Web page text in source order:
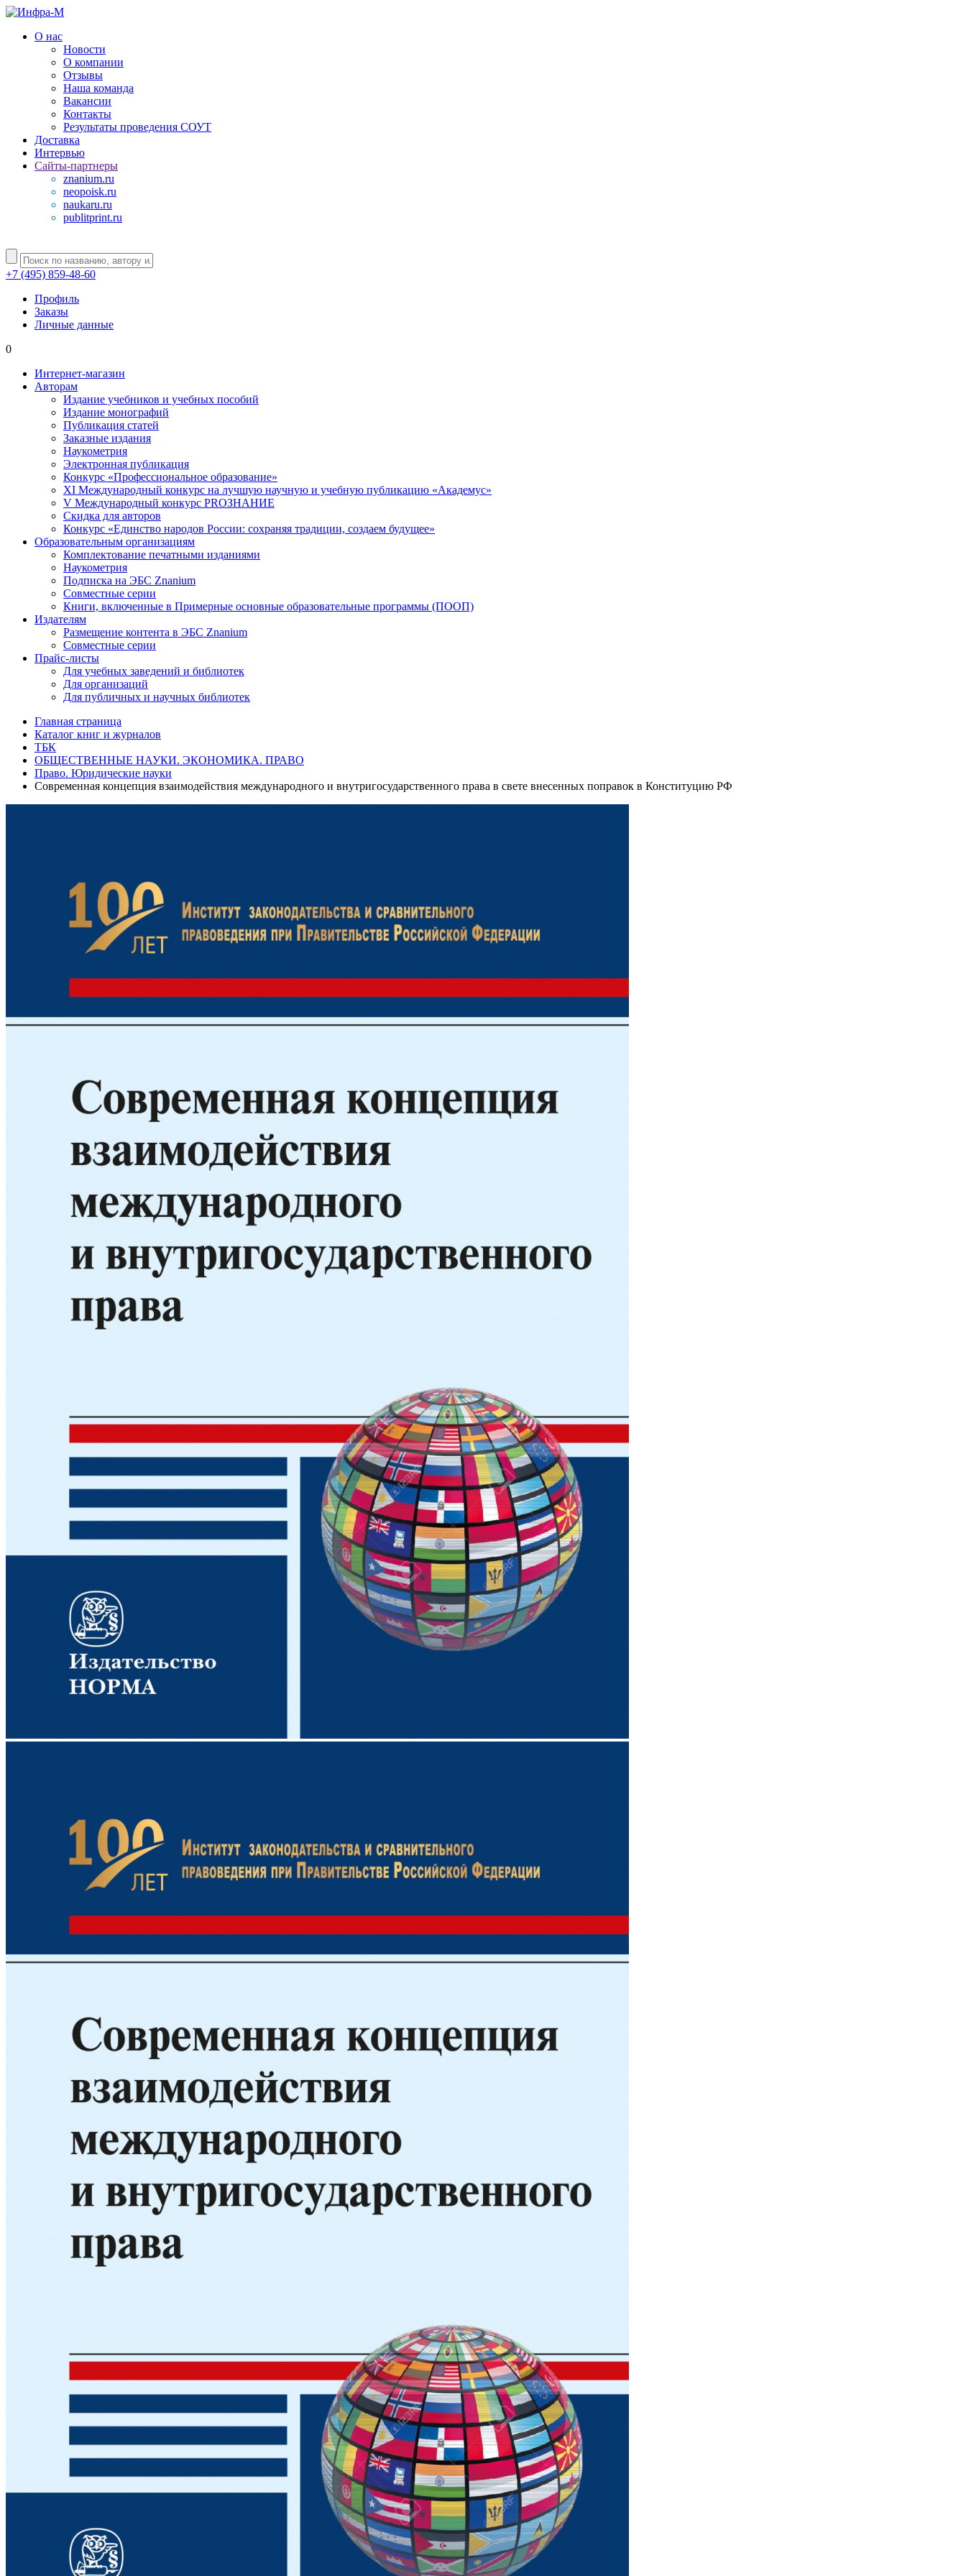
О нас
Новости
О компании
Отзывы
Наша команда
Вакансии
Контакты
Результаты проведения СОУТ
Доставка
Интервью
Сайты-партнеры
znanium.ru
neopoisk.ru
naukaru.ru
publitprint.ru
+7 (495) 859-48-60
Профиль
Заказы
Личные данные
0
Интернет-магазин
Авторам
Издание учебников и учебных пособий
Издание монографий
Публикация статей
Заказные издания
Наукометрия
Электронная публикация
Конкурс «Профессиональное образование»
XI Международный конкурс на лучшую научную и учебную публикацию «Академус»
V Международный конкурс PROЗНАНИЕ
Скидка для авторов
Конкурс «Единство народов России: сохраняя традиции, создаем будущее»
Образовательным организациям
Комплектование печатными изданиями
Наукометрия
Подписка на ЭБС Znanium
Совместные серии
Книги, включенные в Примерные основные образовательные программы (ПООП)
Издателям
Размещение контента в ЭБС Znanium
Совместные серии
Прайс-листы
Для учебных заведений и библиотек
Для организаций
Для публичных и научных библиотек
Главная страница
Каталог книг и журналов
ТБК
ОБЩЕСТВЕННЫЕ НАУКИ. ЭКОНОМИКА. ПРАВО
Право. Юридические науки
Современная концепция взаимодействия международного и внутригосударственного права в свете внесенных поправок в Конституцию РФ